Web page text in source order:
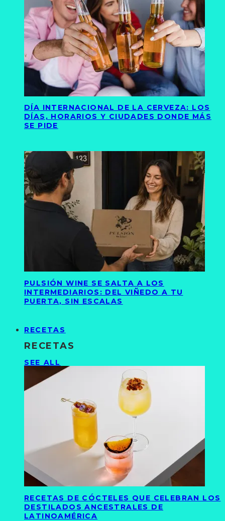
DÍA INTERNACIONAL DE LA CERVEZA: LOS
DÍAS, HORARIOS Y CIUDADES DONDE MÁS
SE PIDE
PULSIÓN WINE SE SALTA A LOS
INTERMEDIARIOS: DEL VIÑEDO A TU
PUERTA, SIN ESCALAS
RECETAS
RECETAS
SEE ALL
RECETAS DE CÓCTELES QUE CELEBRAN LOS
DESTILADOS ANCESTRALES DE
LATINOAMÉRICA